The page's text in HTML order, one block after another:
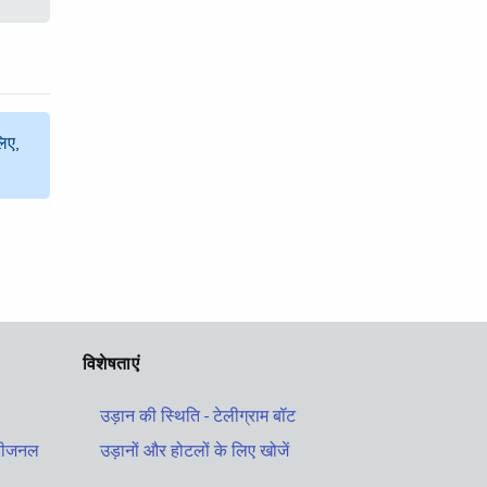
विशेषताएं
उड़ान की स्थिति - टेलीग्राम बॉट
उड़ानों और होटलों के लिए खोजें